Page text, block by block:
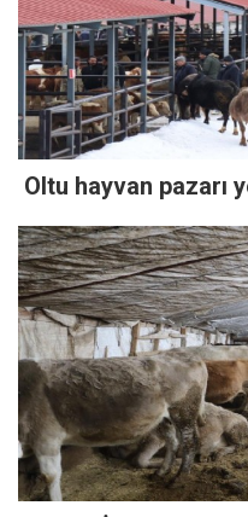
Oltu hayvan pazarı